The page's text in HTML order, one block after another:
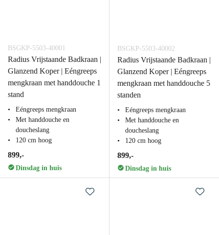
BSGKP-5503-40001
Radius Vrijstaande Badkraan |
Glanzend Koper | Eéngreeps
mengkraan met handdouche 1
stand
Eéngreeps mengkraan
Met handdouche en
doucheslang
120 cm hoog
899,-
Dinsdag in huis
BSGKP-5503-40002
Radius Vrijstaande Badkraan |
Glanzend Koper | Eéngreeps
mengkraan met handdouche 5
standen
Eéngreeps mengkraan
Met handdouche en
doucheslang
120 cm hoog
899,-
Dinsdag in huis